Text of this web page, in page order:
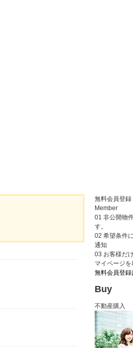
無料会員登録
Member
01 非公開物
す。
02 希望条件
通知
03 お客様だ
マイページを
無料会員登録
Buy
不動産購入